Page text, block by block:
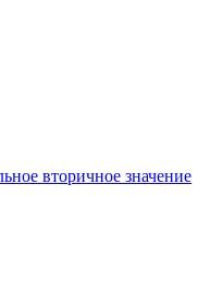
вторичное значение